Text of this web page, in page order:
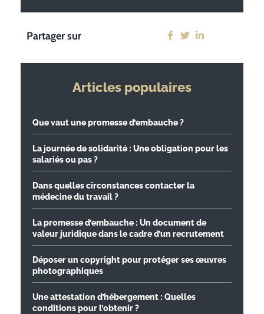
Partager sur
Articles populaires
Que vaut une promesse d’embauche ?
La journée de solidarité : Une obligation pour les
salariés ou pas ?
Dans quelles circonstances contacter la
médecine du travail ?
La promesse d’embauche : Un document de
valeur juridique dans le cadre d’un recrutement
Déposer un copyright pour protéger ses œuvres
photographiques
Une attestation d’hébergement : Quelles
conditions pour l’obtenir ?